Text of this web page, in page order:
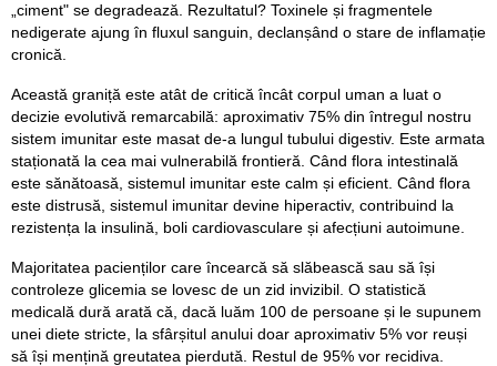
„ciment" se degradează. Rezultatul? Toxinele și fragmentele
nedigerate ajung în fluxul sanguin, declanșând o stare de inflamație
cronică.
Această graniță este atât de critică încât corpul uman a luat o
decizie evolutivă remarcabilă: aproximativ 75% din întregul nostru
sistem imunitar este masat de-a lungul tubului digestiv. Este armata
staționată la cea mai vulnerabilă frontieră. Când flora intestinală
este sănătoasă, sistemul imunitar este calm și eficient. Când flora
este distrusă, sistemul imunitar devine hiperactiv, contribuind la
rezistența la insulină, boli cardiovasculare și afecțiuni autoimune.
Majoritatea pacienților care încearcă să slăbească sau să își
controleze glicemia se lovesc de un zid invizibil. O statistică
medicală dură arată că, dacă luăm 100 de persoane și le supunem
unei diete stricte, la sfârșitul anului doar aproximativ 5% vor reuși
să își mențină greutatea pierdută. Restul de 95% vor recidiva.